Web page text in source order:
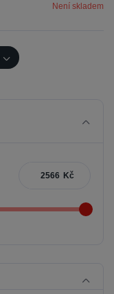
Není skladem
Kč